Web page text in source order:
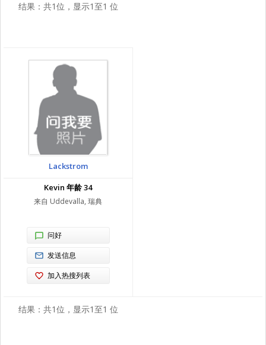
结果：共1位，显示1至1 位
Lackstrom
Kevin 年龄 34
来自 Uddevalla, 瑞典
问好
发送信息
加入热搜列表
结果：共1位，显示1至1 位